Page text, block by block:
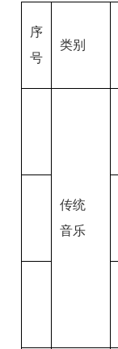
序
号
类别
传统
音乐